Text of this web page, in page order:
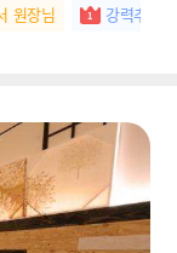
원장님 강력추천